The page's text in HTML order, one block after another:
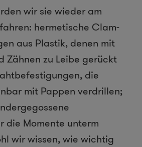
wir sie wieder am
hermetische Clam-
aus Plastik, denen mit
Zähnen zu Leibe gerückt
die
mit Pappen verdrillen;
die Momente unterm
wir wissen, wie wichtig